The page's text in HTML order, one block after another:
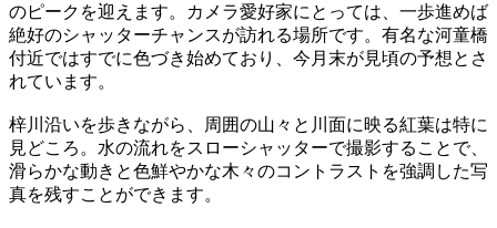
のピークを迎えます。カメラ愛好家にとっては、一歩進めば
絶好のシャッターチャンスが訪れる場所です。有名な河童橋
付近ではすでに色づき始めており、今月末が見頃の予想とさ
れています。
梓川沿いを歩きながら、周囲の山々と川面に映る紅葉は特に
見どころ。水の流れをスローシャッターで撮影することで、
滑らかな動きと色鮮やかな木々のコントラストを強調した写
真を残すことができます。